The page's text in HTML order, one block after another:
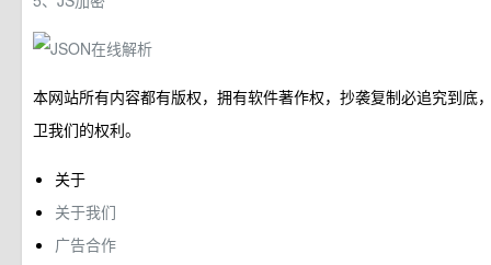
本网站所有内容都有版权，拥有软件著作权，抄袭复制必追究到底
卫我们的权利。
关于
关于我们
广告合作